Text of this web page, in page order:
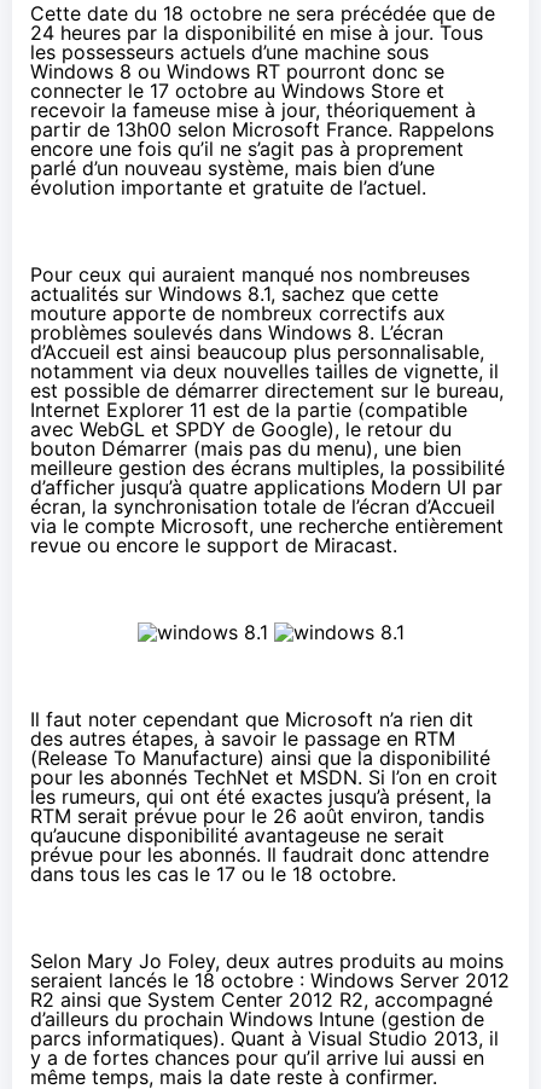
Cette date du 18 octobre ne sera précédée que de
24 heures par la disponibilité en mise à jour. Tous
les possesseurs actuels d’une machine sous
Windows 8 ou Windows RT pourront donc se
connecter le 17 octobre au Windows Store et
recevoir la fameuse mise à jour, théoriquement à
partir de 13h00 selon Microsoft France. Rappelons
encore une fois qu’il ne s’agit pas à proprement
parlé d’un nouveau système, mais bien d’une
évolution importante et gratuite de l’actuel.
Pour ceux qui auraient manqué nos nombreuses
actualités sur Windows 8.1, sachez que cette
mouture apporte de nombreux correctifs aux
problèmes soulevés dans Windows 8. L’écran
d’Accueil est ainsi beaucoup plus personnalisable,
notamment via deux nouvelles tailles de vignette, il
est possible de démarrer directement sur le bureau,
Internet Explorer 11 est de la partie (compatible
avec WebGL et SPDY de Google), le retour du
bouton Démarrer (mais pas du menu), une bien
meilleure gestion des écrans multiples, la possibilité
d’afficher jusqu’à quatre applications Modern UI par
écran, la synchronisation totale de l’écran d’Accueil
via le compte Microsoft, une recherche entièrement
revue ou encore le support de Miracast.
Il faut noter cependant que Microsoft n’a rien dit
des autres étapes, à savoir le passage en RTM
(Release To Manufacture) ainsi que la disponibilité
pour les abonnés TechNet et MSDN. Si l’on en croit
les rumeurs, qui ont été exactes jusqu’à présent, la
RTM serait prévue pour le 26 août environ, tandis
qu’aucune disponibilité avantageuse ne serait
prévue pour les abonnés. Il faudrait donc attendre
dans tous les cas le 17 ou le 18 octobre.
Selon Mary Jo Foley, deux autres produits au moins
seraient lancés le 18 octobre : Windows Server 2012
R2 ainsi que System Center 2012 R2, accompagné
d’ailleurs du prochain Windows Intune (gestion de
parcs informatiques). Quant à Visual Studio 2013, il
y a de fortes chances pour qu’il arrive lui aussi en
même temps, mais la date reste à confirmer.